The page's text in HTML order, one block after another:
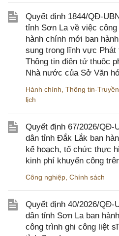
Quyết định 1844/QĐ-
tỉnh Sơn La về việc
hành chính mới ban
sung trong lĩnh vực Phát
Thông tin điện tử thuộc
Nhà nước của Sở Văn
Hành chính Thông tin-
lịch
Quyết định 67/2026/QĐ-
dân tỉnh Đắk Lắk ban
kế hoạch, tổ chức thực
kinh phí khuyến công
Công nghiệp Chính sách
Quyết định 40/2026/QĐ-
dân tỉnh Sơn La ban
công trình ghi công liệt